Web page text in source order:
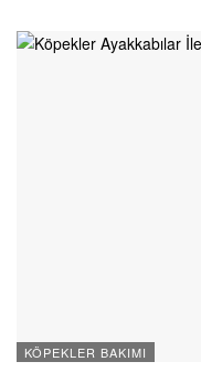
KÖPEKLER BAKIMI